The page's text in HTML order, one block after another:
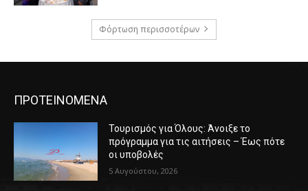
Φόρτωση περισσοτέρων
ΠΡΟΤΕΙΝΟΜΕΝΑ
Τουρισμός για Όλους: Άνοιξε το
πρόγραμμα για τις αιτήσεις – Έως πότε
οι υποβολές
5 Αυγούστου, 2026